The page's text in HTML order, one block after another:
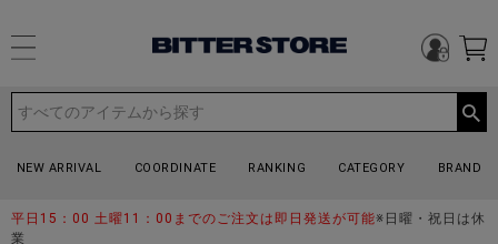
NEW ARRIVAL COORDINATE RANKING CATEGORY BRAND
平日15：00 土曜11：00までのご注文は即日発送が可能※日曜・祝日は休
業